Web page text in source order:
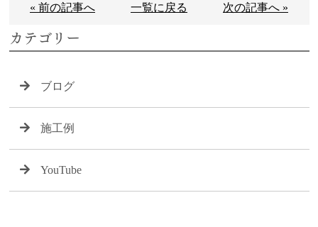
« 前の記事へ 一覧に戻る 次の記事へ »
カテゴリー
ブログ
施工例
YouTube